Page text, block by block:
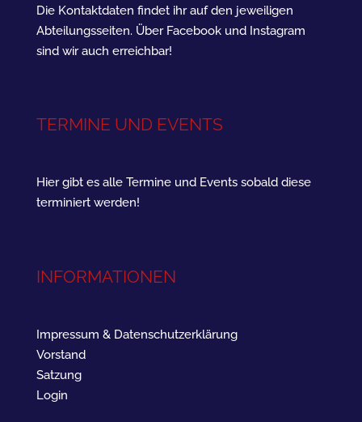
Die Kontaktdaten findet ihr auf den jeweiligen
Abteilungsseiten. Über Facebook und Instagram
sind wir auch erreichbar!
TERMINE UND EVENTS
Hier gibt es alle Termine und Events sobald diese
terminiert werden!
INFORMATIONEN
Impressum & Datenschutzerklärung
Vorstand
Satzung
Login